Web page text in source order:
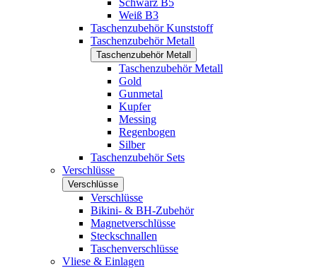
Schwarz B5
Weiß B3
Taschenzubehör Kunststoff
Taschenzubehör Metall
Taschenzubehör Metall
Taschenzubehör Metall
Gold
Gunmetal
Kupfer
Messing
Regenbogen
Silber
Taschenzubehör Sets
Verschlüsse
Verschlüsse
Verschlüsse
Bikini- & BH-Zubehör
Magnetverschlüsse
Steckschnallen
Taschenverschlüsse
Vliese & Einlagen